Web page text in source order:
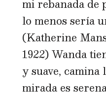
mi rebanada de
lo menos sería
(Katherine
1922) Wanda
y suave, camina
mirada es